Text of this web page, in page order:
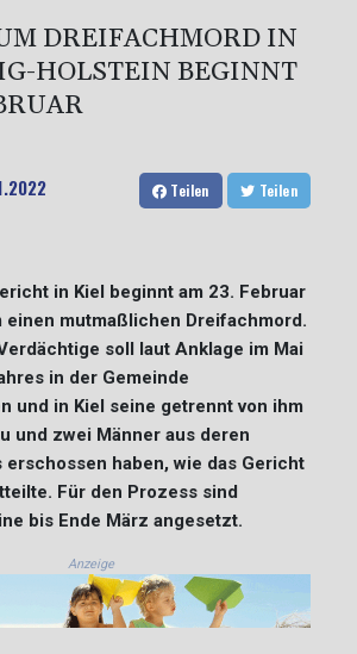
DREIFACHMORD IN
HOLSTEIN BEGINNT
Teilen Teilen
in Kiel beginnt am 23. Februar
einen mutmaßlichen Dreifachmord.
soll laut Anklage im Mai
in der Gemeinde
und in Kiel seine getrennt von ihm
und zwei Männer aus deren
erschossen haben, wie das Gericht
Für den Prozess sind
bis Ende März angesetzt.
Anzeige